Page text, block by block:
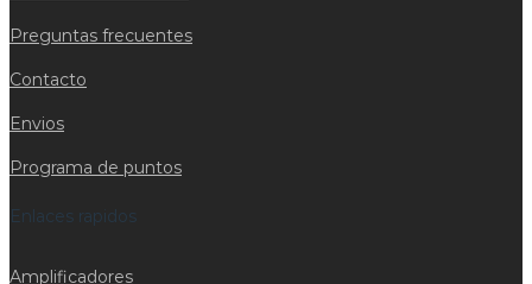
Preguntas frecuentes
Contacto
Envios
Programa de puntos
Enlaces rapidos
Amplificadores